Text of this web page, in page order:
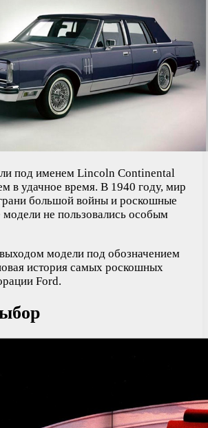
под именем Lincoln Continental
в удачное время. В 1940 году, мир
большой войны и роскошные
модели не пользовались особым
модели под обозначением
история самых роскошных
Ford.